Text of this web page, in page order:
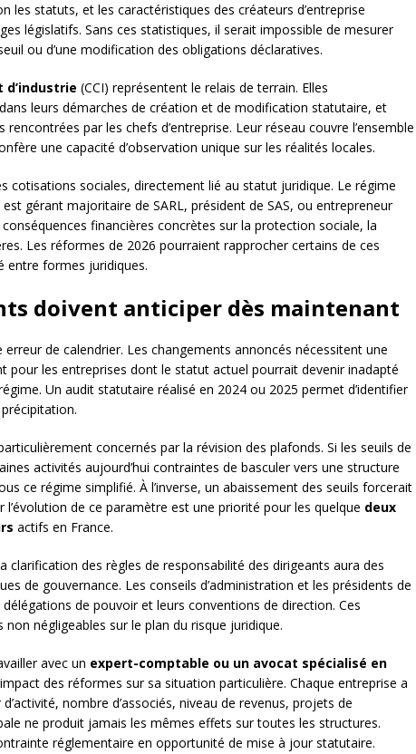
les statuts, et les caractéristiques des créateurs d’entreprise
législatifs. Sans ces statistiques, il serait impossible de mesurer
ou d’une modification des obligations déclaratives.
d’industrie (CCI) représentent le relais de terrain. Elles
leurs démarches de création et de modification statutaire, et
par les chefs d’entreprise. Leur réseau couvre l’ensemble
une capacité d’observation unique sur les réalités locales.
cotisations sociales, directement lié au statut juridique. Le régime
gérant majoritaire de SARL, président de SAS, ou entrepreneur
financières concrètes sur la protection sociale, la
Les réformes de 2026 pourraient rapprocher certains de ces
entre formes juridiques.
doivent anticiper dès maintenant
de calendrier. Les changements annoncés nécessitent une
les entreprises dont le statut actuel pourrait devenir inadapté
Un audit statutaire réalisé en 2024 ou 2025 permet d’identifier
concernés par la révision des plafonds. Si les seuils de
activités aujourd’hui contraintes de basculer vers une structure
ce régime simplifié. À l’inverse, un abaissement des seuils forcerait
l’évolution de ce paramètre est une priorité pour les quelque deux
actifs en France.
clarification des règles de responsabilité des dirigeants aura des
de gouvernance. Les conseils d’administration et les présidents de
de pouvoir et leurs conventions de direction. Ces
négligeables sur le plan du risque juridique.
avec un expert-comptable ou un avocat spécialisé en
des réformes sur sa situation particulière. Chaque entreprise a
nombre d’associés, niveau de revenus, projets de
ne produit jamais les mêmes effets sur toutes les structures.
réglementaire en opportunité de mise à jour statutaire.